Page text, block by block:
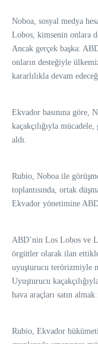
Noboa, sosyal medya
Lobos, kimsenin onlara
Ancak gerçek başka:
onların desteğiyle
kararlılıkla devam
Ekvador basınına göre,
kaçakçılığıyla
aldı.
Rubio, Noboa ile
toplantısında, ortak
Ekvador yönetimine
ABD’nin Los Lobos ve
örgütler olarak ilan
uyuşturucu terörizmiyle
Uyuşturucu
hava araçları satın
Rubio, Ekvador